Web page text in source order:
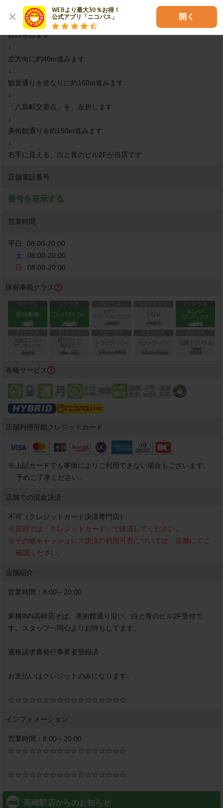
WEBより最大30％お得！
公式アプリ「ニコパス」
開く
【高崎駅】から徒歩約4分
西口を出ます
↓
左方向に約40m進みます
↓
観音通りを道なりに約160m進みます
↓
「八島町交差点」を、左折します
↓
美術館通りを約150m進みます
↓
店舗電話番号
番号を表示する
営業時間
平日 08:00-20:00
土
08:00-20:00
日
08:00-20:00
保有車両クラス
各種サービス
店舗利用可能クレジットカード
※
上記カードでも事情によりご利用できない場合もございます。
予めご了承ください。
店舗での現金決済
不可（クレジットカード決済専門店）
※ 店頭では「クレジットカード」で決済してください。
※その他キャッシュレス決済の利用可否については、店舗にてご
確認ください。
店舗紹介
営業時間：8:00～20:00
東横INN高崎店そば、美術館通り沿い、白と青のビル2F受付で
す。スタッフ一同心よりお待ちしてます。
適格請求書発行事業者登録済
お支払いはクレジットのみになります。
インフォメーション
営業時間：8:00～20:00
☆☆☆☆☆☆☆☆☆☆☆☆☆☆☆☆☆
☆☆☆☆☆☆☆☆☆☆☆☆☆☆☆☆☆
高崎駅店からのお知らせ